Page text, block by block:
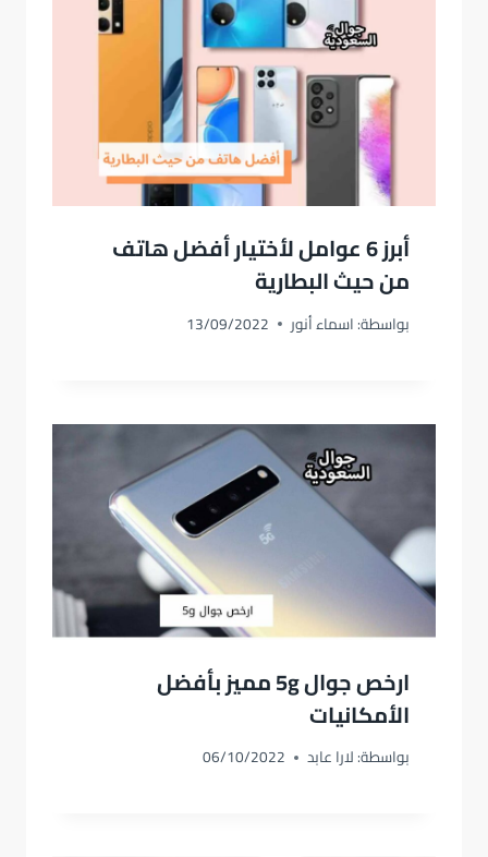
أبرز 6 عوامل لأختيار أفضل هاتف
من حيث البطارية
بواسطة:اسماء أنور 13/09/2022
ارخص جوال 5g مميز بأفضل
الأمكانيات
بواسطة:لارا عابد 06/10/2022